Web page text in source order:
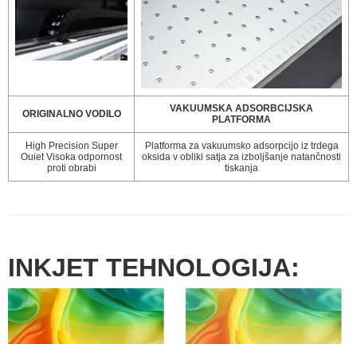
ORIGINALNO VODILO
VAKUUMSKA ADSORBCIJSKA
PLATFORMA
High Precision Super
Ouiet Visoka odpornost
proti obrabi
Platforma za vakuumsko adsorpcijo iz trdega
oksida v obliki satja za izboljšanje natančnosti
tiskanja
INKJET TEHNOLOGIJA: